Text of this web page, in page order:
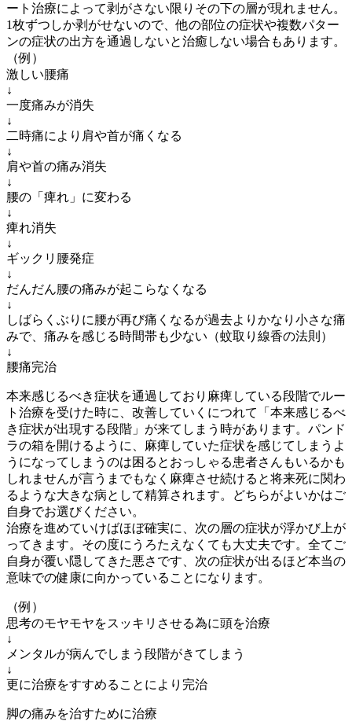
ート治療によって剥がさない限りその下の層が現れません。
1枚ずつしか剥がせないので、他の部位の症状や複数パター
ンの症状の出方を通過しないと治癒しない場合もあります。
（例）
激しい腰痛
↓
一度痛みが消失
↓
二時痛により肩や首が痛くなる
↓
肩や首の痛み消失
↓
腰の「痺れ」に変わる
↓
痺れ消失
↓
ギックリ腰発症
↓
だんだん腰の痛みが起こらなくなる
↓
しばらくぶりに腰が再び痛くなるが過去よりかなり小さな痛
みで、痛みを感じる時間帯も少ない（蚊取り線香の法則）
↓
腰痛完治
本来感じるべき症状を通過しており麻痺している段階でルー
ト治療を受けた時に、改善していくにつれて「本来感じるべ
き症状が出現する段階」が来てしまう時があります。パンド
ラの箱を開けるように、麻痺していた症状を感じてしまうよ
うになってしまうのは困るとおっしゃる患者さんもいるかも
しれませんが言うまでもなく麻痺させ続けると将来死に関わ
るような大きな病として精算されます。どちらがよいかはご
自身でお選びください。
治療を進めていけばほぼ確実に、次の層の症状が浮かび上が
ってきます。その度にうろたえなくても大丈夫です。全てご
自身が覆い隠してきた悪さです、次の症状が出るほど本当の
意味での健康に向かっていることになります。
（例）
思考のモヤモヤをスッキリさせる為に頭を治療
↓
メンタルが病んでしまう段階がきてしまう
↓
更に治療をすすめることにより完治
脚の痛みを治すために治療